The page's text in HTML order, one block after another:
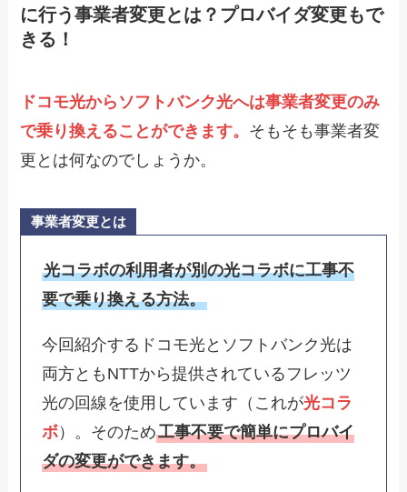
に行う事業者変更とは？プロバイダ変更もで
きる！
ドコモ光からソフトバンク光へは事業者変更のみ
で乗り換えることができます。 そもそも事業者変
更とは何なのでしょうか。
事業者変更とは
光コラボの利用者が別の光コラボに工事不
要で乗り換える方法。
今回紹介するドコモ光とソフトバンク光は
両方ともNTTから提供されているフレッツ
光の回線を使用しています（これが光コラ
ボ）。そのため工事不要で簡単にプロバイ
ダの変更ができます。